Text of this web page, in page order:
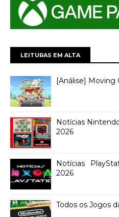
LEITURAS EM ALTA
[Análise] Moving
Notícias
2026
Notícias
2026
Todos os Jogos